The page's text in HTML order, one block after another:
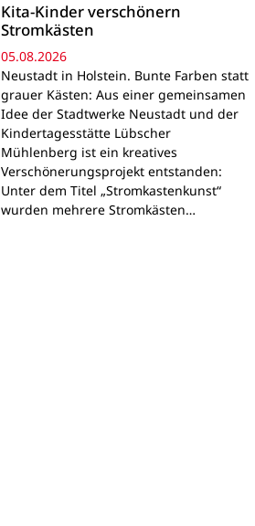
Kita-Kinder verschönern
Stromkästen
05.08.2026
Neustadt in Holstein. Bunte Farben statt
grauer Kästen: Aus einer gemeinsamen
Idee der Stadtwerke Neustadt und der
Kindertagesstätte Lübscher
Mühlenberg ist ein kreatives
Verschönerungsprojekt entstanden:
Unter dem Titel „Stromkastenkunst“
wurden mehrere Stromkästen…